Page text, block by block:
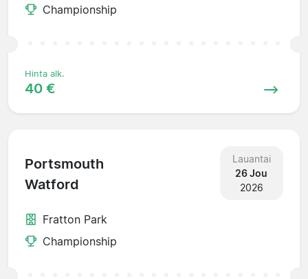
Championship
Hinta alk.
40 €
Portsmouth
Watford
Lauantai
26 Jou
2026
Fratton Park
Championship